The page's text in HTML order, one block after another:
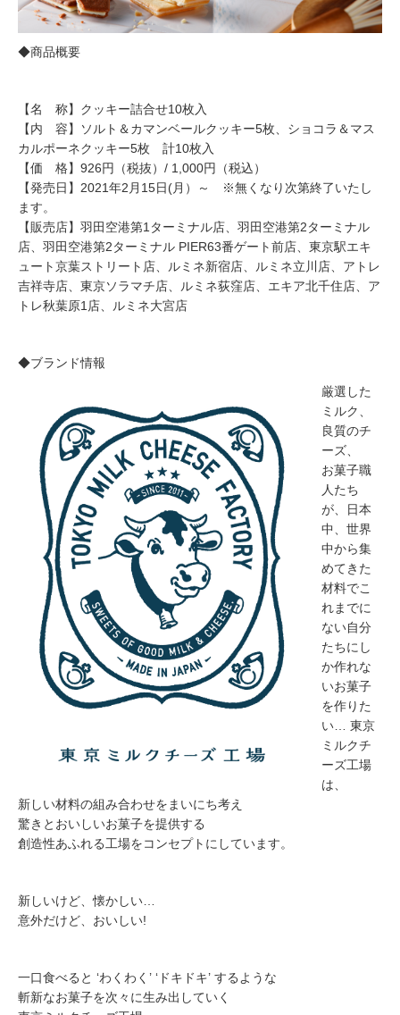
◆商品概要
【名 称】クッキー詰合せ10枚入
【内 容】ソルト＆カマンベールクッキー5枚、ショコラ＆マス
カルポーネクッキー5枚 計10枚入
【価 格】926円（税抜）/ 1,000円（税込）
【発売日】2021年2月15日(月）～ ※無くなり次第終了いたし
ます。
【販売店】羽田空港第1ターミナル店、羽田空港第2ターミナル
店、羽田空港第2ターミナル PIER63番ゲート前店、東京駅エキ
ュート京葉ストリート店、ルミネ新宿店、ルミネ立川店、アトレ
吉祥寺店、東京ソラマチ店、ルミネ荻窪店、エキア北千住店、ア
トレ秋葉原1店、ルミネ大宮店
◆ブランド情報
厳選した
ミルク、
良質のチ
ーズ、
お菓子職
人たち
が、日本
中、世界
中から集
めてきた
材料でこ
れまでに
ない自分
たちにし
か作れな
いお菓子
を作りた
い… 東京
ミルクチ
ーズ工場
は、
新しい材料の組み合わせをまいにち考え
驚きとおいしいお菓子を提供する
創造性あふれる工場をコンセプトにしています。
新しいけど、懐かしい…
意外だけど、おいしい!
一口食べると ‘わくわく’ ‘ドキドキ’ するような
斬新なお菓子を次々に生み出していく